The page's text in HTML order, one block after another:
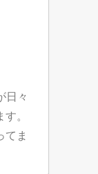
日々
。
てま